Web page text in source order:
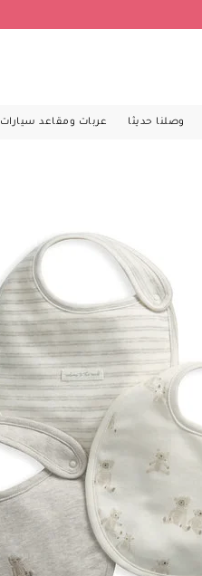
وصلنا حديثا عربات ومقاعد سيارات